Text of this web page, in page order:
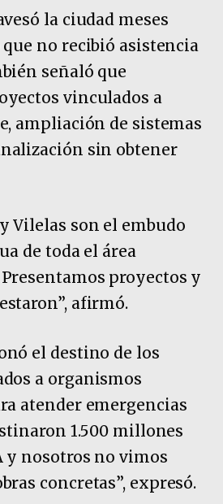
la ciudad meses
no recibió asistencia
señaló que
vinculados a
ampliación de sistemas
sin obtener
Vilelas son el embudo
de toda el área
proyectos y
afirmó.
el destino de los
a organismos
atender emergencias
1.500 millones
y nosotros no vimos
concretas”, expresó.